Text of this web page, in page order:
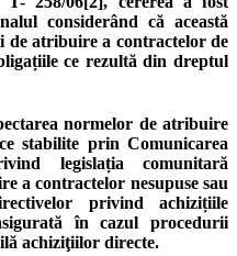
considerând că această
de atribuire a contractelor de
ce rezultă din dreptul
normelor de atribuire
stabilite prin Comunicarea
legislația comunitară
a contractelor nesupuse sau
privind achizițiile
în cazul procedurii
achiziţiilor directe.